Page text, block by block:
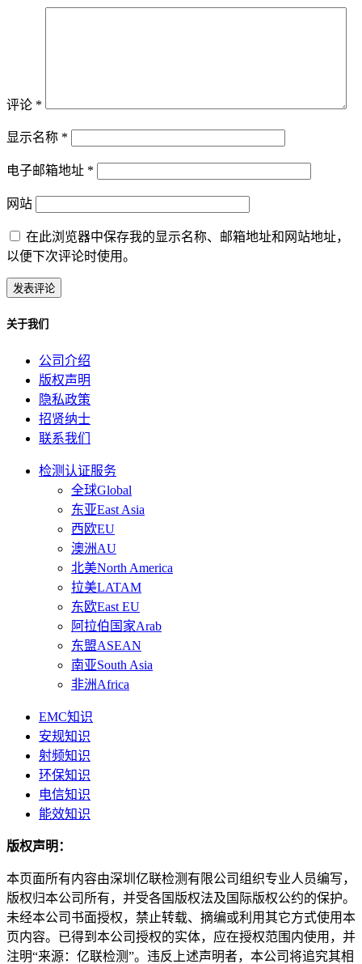
评论 *
显示名称 *
电子邮箱地址 *
网站
在此浏览器中保存我的显示名称、邮箱地址和网站地址，
以便下次评论时使用。
关于我们
公司介绍
版权声明
隐私政策
招贤纳士
联系我们
检测认证服务
全球Global
东亚East Asia
西欧EU
澳洲AU
北美North America
拉美LATAM
东欧East EU
阿拉伯国家Arab
东盟ASEAN
南亚South Asia
非洲Africa
EMC知识
安规知识
射频知识
环保知识
电信知识
能效知识
版权声明：
本页面所有内容由深圳亿联检测有限公司组织专业人员编写，
版权归本公司所有，并受各国版权法及国际版权公约的保护。
未经本公司书面授权，禁止转载、摘编或利用其它方式使用本
页内容。已得到本公司授权的实体，应在授权范围内使用，并
注明“来源：亿联检测”。违反上述声明者，本公司将追究其相